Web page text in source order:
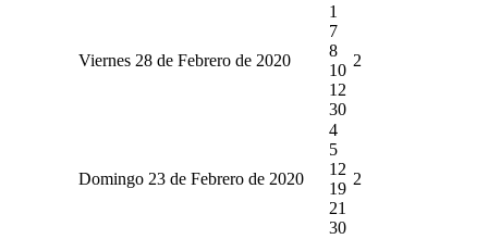
Viernes 28 de Febrero de 2020
1
7
8
10
12
30
2
Domingo 23 de Febrero de 2020
4
5
12
19
21
30
2